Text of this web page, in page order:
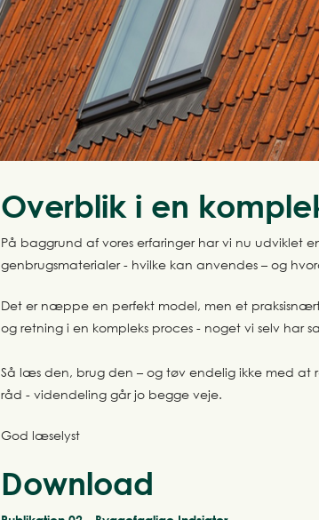
Overblik i en
På baggrund af vores erfaringer har vi nu udviklet
genbrugsmaterialer - hvilke kan anvendes – og
Det er næppe en perfekt model, men et
og retning i en kompleks proces - noget vi selv har
Så læs den, brug den – og tøv endelig ikke med at
råd - videndeling går jo begge veje.
God læselyst
Download